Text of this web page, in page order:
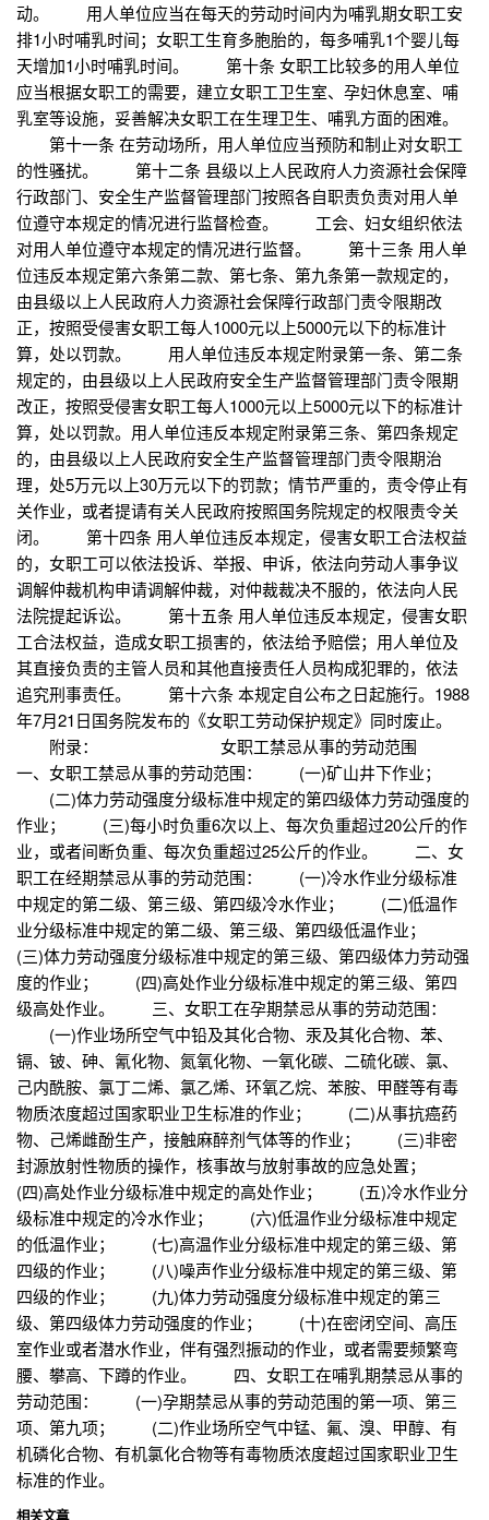
动。 用人单位应当在每天的劳动时间内为哺乳期女职工安
排1小时哺乳时间；女职工生育多胞胎的，每多哺乳1个婴儿每
天增加1小时哺乳时间。 第十条 女职工比较多的用人单位
应当根据女职工的需要，建立女职工卫生室、孕妇休息室、哺
乳室等设施，妥善解决女职工在生理卫生、哺乳方面的困难。
第十一条 在劳动场所，用人单位应当预防和制止对女职工
的性骚扰。 第十二条 县级以上人民政府人力资源社会保障
行政部门、安全生产监督管理部门按照各自职责负责对用人单
位遵守本规定的情况进行监督检查。 工会、妇女组织依法
对用人单位遵守本规定的情况进行监督。 第十三条 用人单
位违反本规定第六条第二款、第七条、第九条第一款规定的，
由县级以上人民政府人力资源社会保障行政部门责令限期改
正，按照受侵害女职工每人1000元以上5000元以下的标准计
算，处以罚款。 用人单位违反本规定附录第一条、第二条
规定的，由县级以上人民政府安全生产监督管理部门责令限期
改正，按照受侵害女职工每人1000元以上5000元以下的标准计
算，处以罚款。用人单位违反本规定附录第三条、第四条规定
的，由县级以上人民政府安全生产监督管理部门责令限期治
理，处5万元以上30万元以下的罚款；情节严重的，责令停止有
关作业，或者提请有关人民政府按照国务院规定的权限责令关
闭。 第十四条 用人单位违反本规定，侵害女职工合法权益
的，女职工可以依法投诉、举报、申诉，依法向劳动人事争议
调解仲裁机构申请调解仲裁，对仲裁裁决不服的，依法向人民
法院提起诉讼。 第十五条 用人单位违反本规定，侵害女职
工合法权益，造成女职工损害的，依法给予赔偿；用人单位及
其直接负责的主管人员和其他直接责任人员构成犯罪的，依法
追究刑事责任。 第十六条 本规定自公布之日起施行。1988
年7月21日国务院发布的《女职工劳动保护规定》同时废止。
附录： 女职工禁忌从事的劳动范围
一、女职工禁忌从事的劳动范围： (一)矿山井下作业；
(二)体力劳动强度分级标准中规定的第四级体力劳动强度的
作业； (三)每小时负重6次以上、每次负重超过20公斤的作
业，或者间断负重、每次负重超过25公斤的作业。 二、女
职工在经期禁忌从事的劳动范围： (一)冷水作业分级标准
中规定的第二级、第三级、第四级冷水作业； (二)低温作
业分级标准中规定的第二级、第三级、第四级低温作业；
(三)体力劳动强度分级标准中规定的第三级、第四级体力劳动强
度的作业； (四)高处作业分级标准中规定的第三级、第四
级高处作业。 三、女职工在孕期禁忌从事的劳动范围：
(一)作业场所空气中铅及其化合物、汞及其化合物、苯、
镉、铍、砷、氰化物、氮氧化物、一氧化碳、二硫化碳、氯、
己内酰胺、氯丁二烯、氯乙烯、环氧乙烷、苯胺、甲醛等有毒
物质浓度超过国家职业卫生标准的作业； (二)从事抗癌药
物、己烯雌酚生产，接触麻醉剂气体等的作业； (三)非密
封源放射性物质的操作，核事故与放射事故的应急处置；
(四)高处作业分级标准中规定的高处作业； (五)冷水作业分
级标准中规定的冷水作业； (六)低温作业分级标准中规定
的低温作业； (七)高温作业分级标准中规定的第三级、第
四级的作业； (八)噪声作业分级标准中规定的第三级、第
四级的作业； (九)体力劳动强度分级标准中规定的第三
级、第四级体力劳动强度的作业； (十)在密闭空间、高压
室作业或者潜水作业，伴有强烈振动的作业，或者需要频繁弯
腰、攀高、下蹲的作业。 四、女职工在哺乳期禁忌从事的
劳动范围： (一)孕期禁忌从事的劳动范围的第一项、第三
项、第九项； (二)作业场所空气中锰、氟、溴、甲醇、有
机磷化合物、有机氯化合物等有毒物质浓度超过国家职业卫生
标准的作业。
相关文章